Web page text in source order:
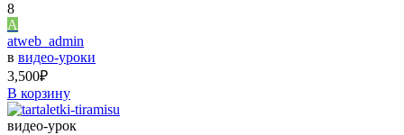
8
A
atweb_admin
в видео-уроки
3,500₽
В корзину
видео-урок